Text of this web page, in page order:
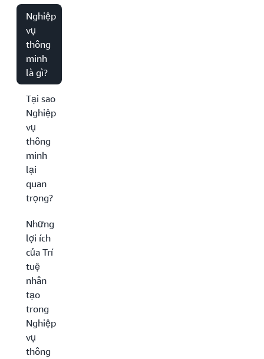
Nghiệp
vụ
thông
minh
là gì?
Tại sao
Nghiệp
vụ
thông
minh
lại
quan
trọng?
Những
lợi ích
của Trí
tuệ
nhân
tạo
trong
Nghiệp
vụ
thông